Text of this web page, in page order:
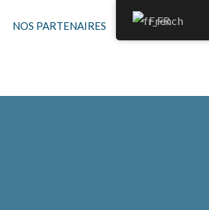
NOS PARTENAIRES CONTACT
French